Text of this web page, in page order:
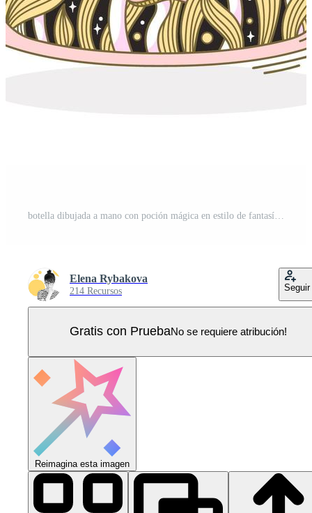
Elena Rybakova
214 Recursos Seguir
Gratis con PruebaNo se requiere atribución!
Reimagina esta imagen